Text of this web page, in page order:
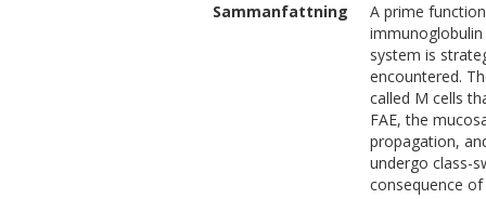
Sammanfattning
A prime
system is
encountered.
called M cells
FAE, the
propagation,
undergo class-
consequence